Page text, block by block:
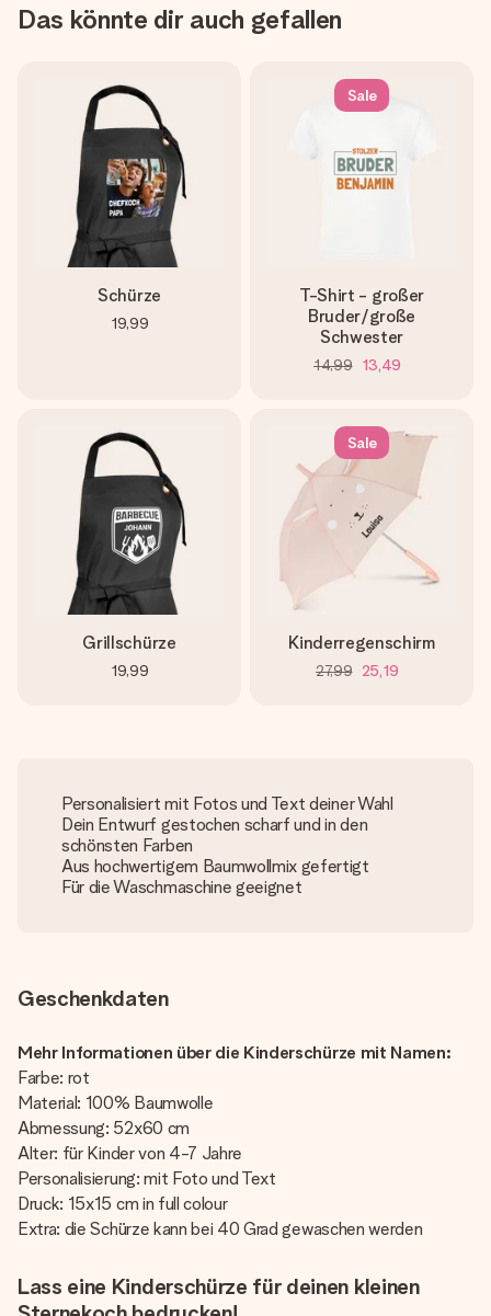
Das könnte dir auch gefallen
Schürze
19,99
Sale
T-Shirt - großer
Bruder/große
Schwester
14,99 13,49
Grillschürze
19,99
Sale
Kinderregenschirm
27,99 25,19
Personalisiert mit Fotos und Text deiner Wahl
Dein Entwurf gestochen scharf und in den
schönsten Farben
Aus hochwertigem Baumwollmix gefertigt
Für die Waschmaschine geeignet
Geschenkdaten
Mehr Informationen über die Kinderschürze mit Namen:
Farbe: rot
Material: 100% Baumwolle
Abmessung: 52x60 cm
Alter: für Kinder von 4-7 Jahre
Personalisierung: mit Foto und Text
Druck: 15x15 cm in full colour
Extra: die Schürze kann bei 40 Grad gewaschen werden
Lass eine Kinderschürze für deinen kleinen